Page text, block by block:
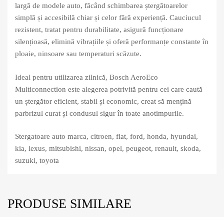
largă de modele auto, făcând schimbarea ștergătoarelor
simplă și accesibilă chiar și celor fără experiență. Cauciucul
rezistent, tratat pentru durabilitate, asigură funcționare
silențioasă, elimină vibrațiile și oferă performanțe constante în
ploaie, ninsoare sau temperaturi scăzute.
Ideal pentru utilizarea zilnică, Bosch AeroEco
Multiconnection este alegerea potrivită pentru cei care caută
un ștergător eficient, stabil și economic, creat să mențină
parbrizul curat și condusul sigur în toate anotimpurile.
Stergatoare auto marca, citroen, fiat, ford, honda, hyundai,
kia, lexus, mitsubishi, nissan, opel, peugeot, renault, skoda,
suzuki, toyota
PRODUSE SIMILARE